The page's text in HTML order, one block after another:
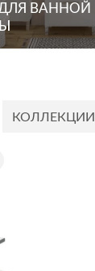
ВАННОЙ
КОЛЛЕКЦИИ